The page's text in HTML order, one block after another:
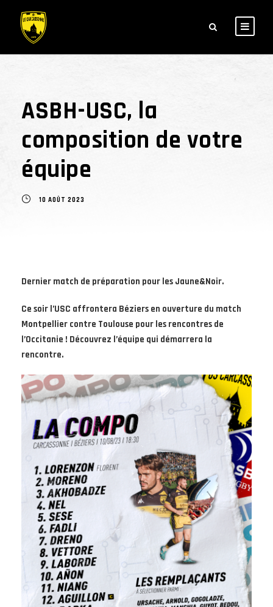
ASBH-USC, la
composition de votre
équipe
10 AOÛT 2023
Dernier match de préparation pour les Jaune&Noir.
Ce soir l’USC affrontera Béziers en ouverture du match
Montpellier contre Toulouse pour les rencontres de
l’Occitanie ! Découvrez l’équipe qui démarrera la
rencontre.